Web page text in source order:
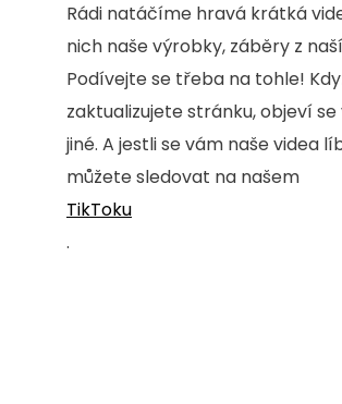
Rádi natáčíme hravá krátká
nich naše výrobky, záběry z
Podívejte se třeba na tohle!
zaktualizujete stránku, objeví
jiné. A jestli se vám naše videa
můžete sledovat na našem
TikToku
.